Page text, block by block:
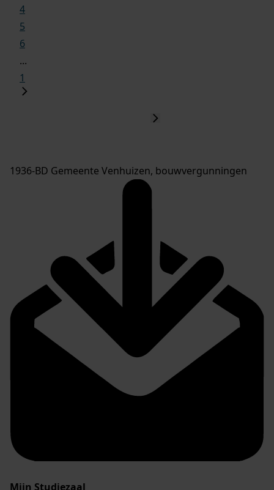
4
5
6
...
1
1936-BD Gemeente Venhuizen, bouwvergunningen
Mijn Studiezaal